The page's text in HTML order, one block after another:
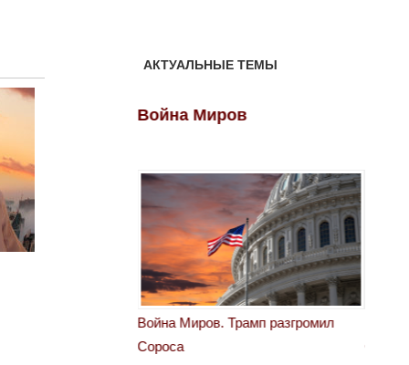
АКТУАЛЬНЫЕ ТЕМЫ
Война Миров
Война Миров. Трамп разгромил
Сороса